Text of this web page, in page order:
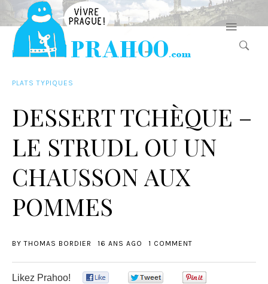
PLATS TYPIQUES
DESSERT TCHÈQUE –
LE STRUDL OU UN
CHAUSSON AUX
POMMES
BYTHOMAS BORDIER 16 ANS AGO 1 COMMENT
Likez Prahoo!